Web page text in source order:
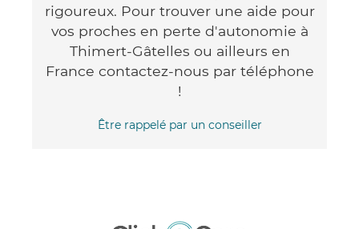
rigoureux. Pour trouver une aide pour
vos proches en perte d'autonomie à
Thimert-Gâtelles ou ailleurs en
France contactez-nous par téléphone
!
Être rappelé par un conseiller